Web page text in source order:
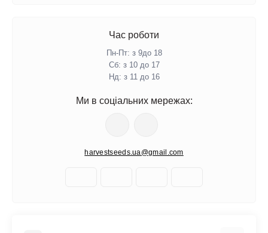
Час роботи
Пн-Пт: з 9до 18
Сб: з 10 до 17
Нд: з 11 до 16
Ми в соціальних мережах:
harvestseeds.ua@gmail.com